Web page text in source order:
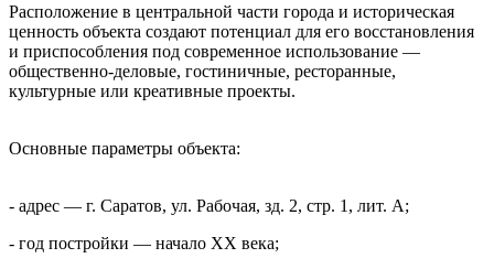
Расположение в центральной части города и историческая
ценность объекта создают потенциал для его восстановления
и приспособления под современное использование —
общественно-деловые, гостиничные, ресторанные,
культурные или креативные проекты.
Основные параметры объекта:
- адрес — г. Саратов, ул. Рабочая, зд. 2, стр. 1, лит. А;
- год постройки — начало XX века;